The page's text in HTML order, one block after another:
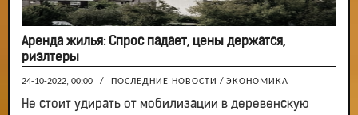
Аренда жилья: Спрос падает, цены держатся,
риэлтеры
24-10-2022, 00:00 / ПОСЛЕДНИЕ НОВОСТИ / ЭКОНОМИКА
Не стоит удирать от мобилизации в деревенскую